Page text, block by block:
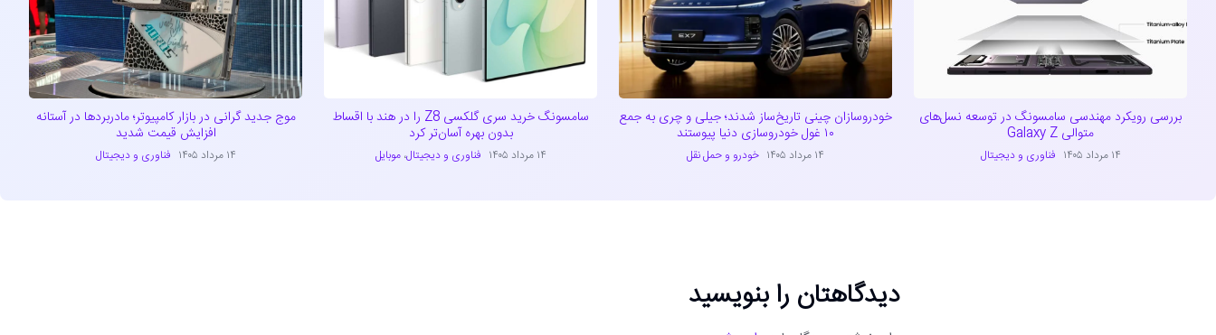
بررسی رویکرد مهندسی سامسونگ در توسعه نسل‌های
متوالی Galaxy Z
۱۴ مرداد ۱۴۰۵ فناوری و دیجیتال
خودروسازان چینی تاریخ‌ساز شدند؛ جیلی و چری به جمع
۱۰ غول خودروسازی دنیا پیوستند
۱۴ مرداد ۱۴۰۵ خودرو و حمل نقل
سامسونگ خرید سری گلکسی Z8 را در هند با اقساط
بدون بهره آسان‌تر کرد
۱۴ مرداد ۱۴۰۵ فناوری و دیجیتال،موبایل
موج جدید گرانی در بازار کامپیوتر؛ مادربردها در آستانه
افزایش قیمت شدید
۱۴ مرداد ۱۴۰۵ فناوری و دیجیتال
دیدگاهتان را بنویسید